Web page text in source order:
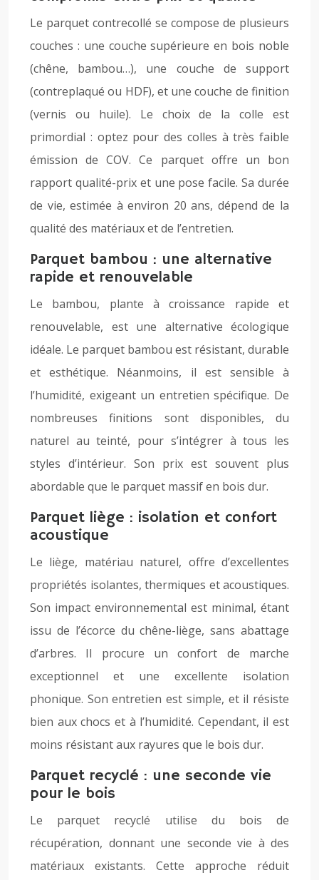
Le parquet contrecollé se compose de plusieurs
couches : une couche supérieure en bois noble
(chêne, bambou…), une couche de support
(contreplaqué ou HDF), et une couche de finition
(vernis ou huile). Le choix de la colle est
primordial : optez pour des colles à très faible
émission de COV. Ce parquet offre un bon
rapport qualité-prix et une pose facile. Sa durée
de vie, estimée à environ 20 ans, dépend de la
qualité des matériaux et de l’entretien.
Parquet bambou : une alternative
rapide et renouvelable
Le bambou, plante à croissance rapide et
renouvelable, est une alternative écologique
idéale. Le parquet bambou est résistant, durable
et esthétique. Néanmoins, il est sensible à
l’humidité, exigeant un entretien spécifique. De
nombreuses finitions sont disponibles, du
naturel au teinté, pour s’intégrer à tous les
styles d’intérieur. Son prix est souvent plus
abordable que le parquet massif en bois dur.
Parquet liège : isolation et confort
acoustique
Le liège, matériau naturel, offre d’excellentes
propriétés isolantes, thermiques et acoustiques.
Son impact environnemental est minimal, étant
issu de l’écorce du chêne-liège, sans abattage
d’arbres. Il procure un confort de marche
exceptionnel et une excellente isolation
phonique. Son entretien est simple, et il résiste
bien aux chocs et à l’humidité. Cependant, il est
moins résistant aux rayures que le bois dur.
Parquet recyclé : une seconde vie
pour le bois
Le parquet recyclé utilise du bois de
récupération, donnant une seconde vie à des
matériaux existants. Cette approche réduit